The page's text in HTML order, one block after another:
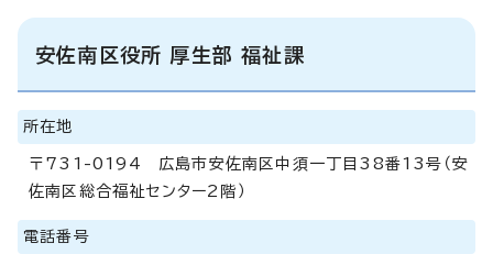
安佐南区役所 厚生部 福祉課
所在地
〒731-0194 広島市安佐南区中須一丁目38番13号（安
佐南区総合福祉センター2階）
電話番号